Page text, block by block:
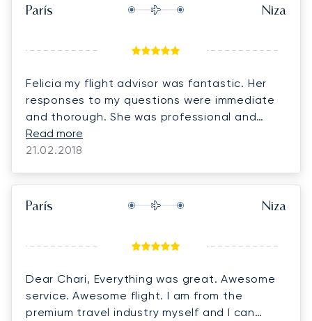
París Niza
Felicia my flight advisor was fantastic. Her
responses to my questions were immediate
and thorough. She was professional and
courteous. It was my first time using Luna
jets and I can say without hesitation that I
recommend Luna jets to my friends and
family.
Read more
21.02.2018
París Niza
Dear Chari, Everything was great. Awesome
service. Awesome flight. I am from the
premium travel industry myself and I can